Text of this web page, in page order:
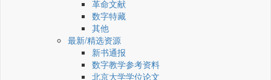
革命文献
数字特藏
其他
最新/精选资源
新书通报
数字教学参考资料
北京大学学位论文